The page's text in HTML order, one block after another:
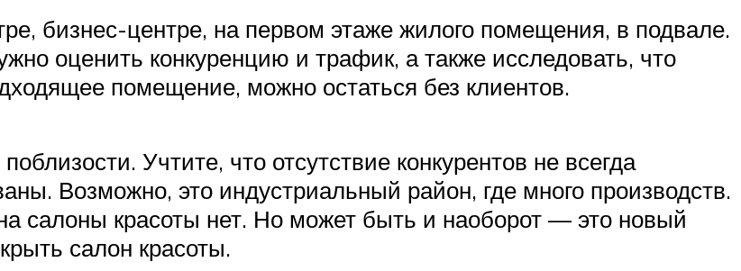
бизнес-центре, на первом этаже жилого помещения, в подвале.
оценить конкуренцию и трафик, а также исследовать, что
помещение, можно остаться без клиентов.
Учтите, что отсутствие конкурентов не всегда
Возможно, это индустриальный район, где много производств.
салоны красоты нет. Но может быть и наоборот — это новый
салон красоты.